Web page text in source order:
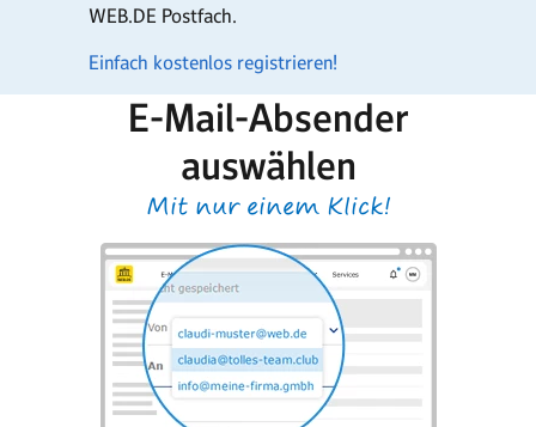
WEB.DE Postfach.
Einfach kostenlos registrieren!
E-Mail-Absender
auswählen
Mit nur einem Klick!